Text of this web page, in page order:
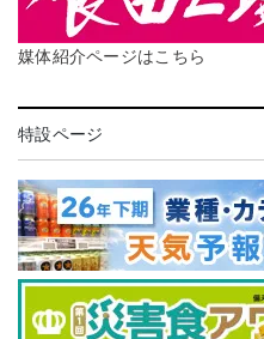
媒体紹介ページはこちら
特設ページ